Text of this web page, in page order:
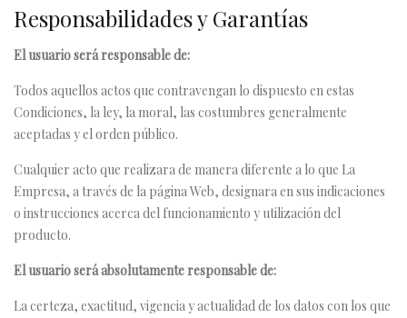
Responsabilidades y Garantías
El usuario será responsable de:
Todos aquellos actos que contravengan lo dispuesto en estas
Condiciones, la ley, la moral, las costumbres generalmente
aceptadas y el orden público.
Cualquier acto que realizara de manera diferente a lo que La
Empresa, a través de la página Web, designara en sus indicaciones
o instrucciones acerca del funcionamiento y utilización del
producto.
El usuario será absolutamente responsable de:
La certeza, exactitud, vigencia y actualidad de los datos con los que